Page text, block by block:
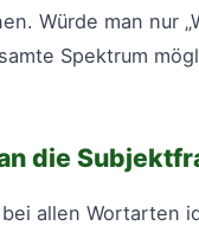
Würde man nur
Spektrum
die
allen Wortarten